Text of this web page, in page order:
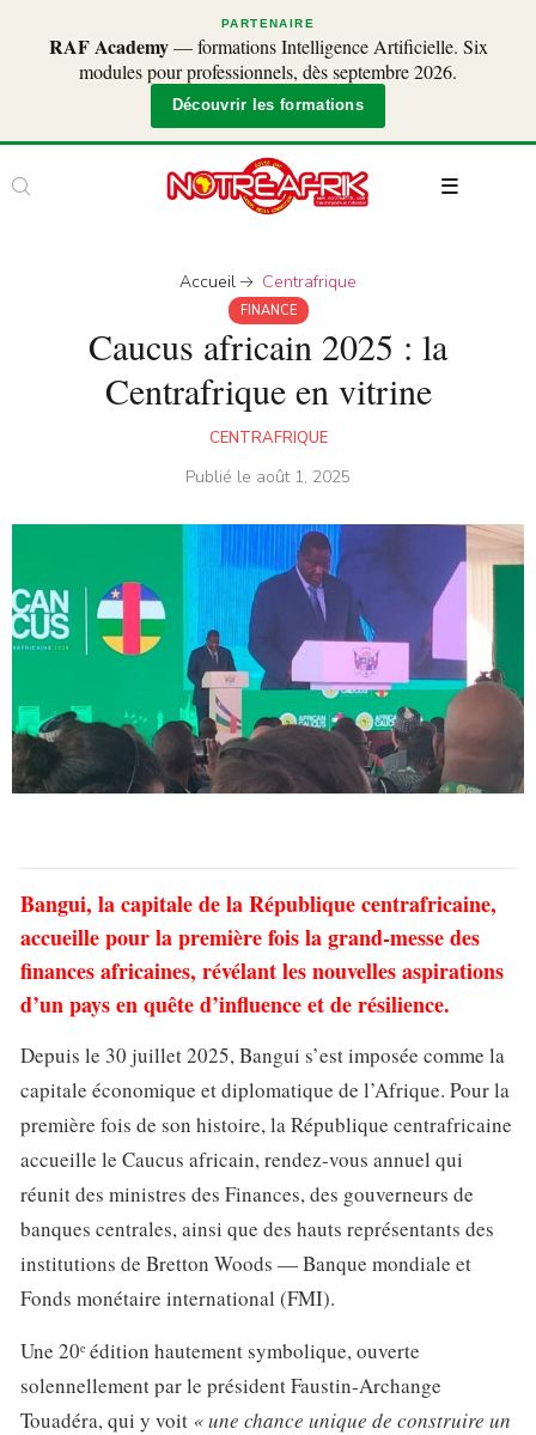
PARTENAIRE
RAF Academy— formations Intelligence Artificielle. Six
modules pour professionnels, dès septembre 2026.
Découvrir les formations
Accueil Centrafrique
FINANCE
Caucus africain 2025 : la
Centrafrique en vitrine
CENTRAFRIQUE
Publié le août 1, 2025
Bangui, la capitale de la République centrafricaine,
accueille pour la première fois la grand-messe des
finances africaines, révélant les nouvelles aspirations
d’un pays en quête d’influence et de résilience.
Depuis le 30 juillet 2025, Bangui s’est imposée comme la
capitale économique et diplomatique de l’Afrique. Pour la
première fois de son histoire, la République centrafricaine
accueille le Caucus africain, rendez-vous annuel qui
réunit des ministres des Finances, des gouverneurs de
banques centrales, ainsi que des hauts représentants des
institutions de Bretton Woods — Banque mondiale et
Fonds monétaire international (FMI).
Une 20ᵉ édition hautement symbolique, ouverte
solennellement par le président Faustin-Archange
Touadéra, qui y voit « une chance unique de construire un